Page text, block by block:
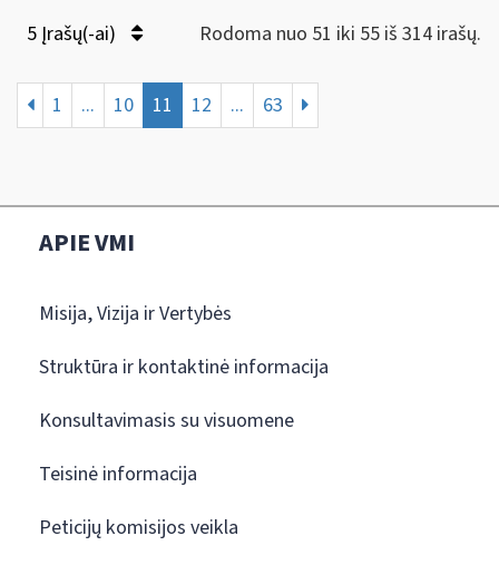
5 Įrašų(-ai) Rodoma nuo 51 iki 55 iš 314 irašų.
1 ... 10 11 12 ... 63
APIE VMI
Misija, Vizija ir Vertybės
Struktūra ir kontaktinė informacija
Konsultavimasis su visuomene
Teisinė informacija
Peticijų komisijos veikla